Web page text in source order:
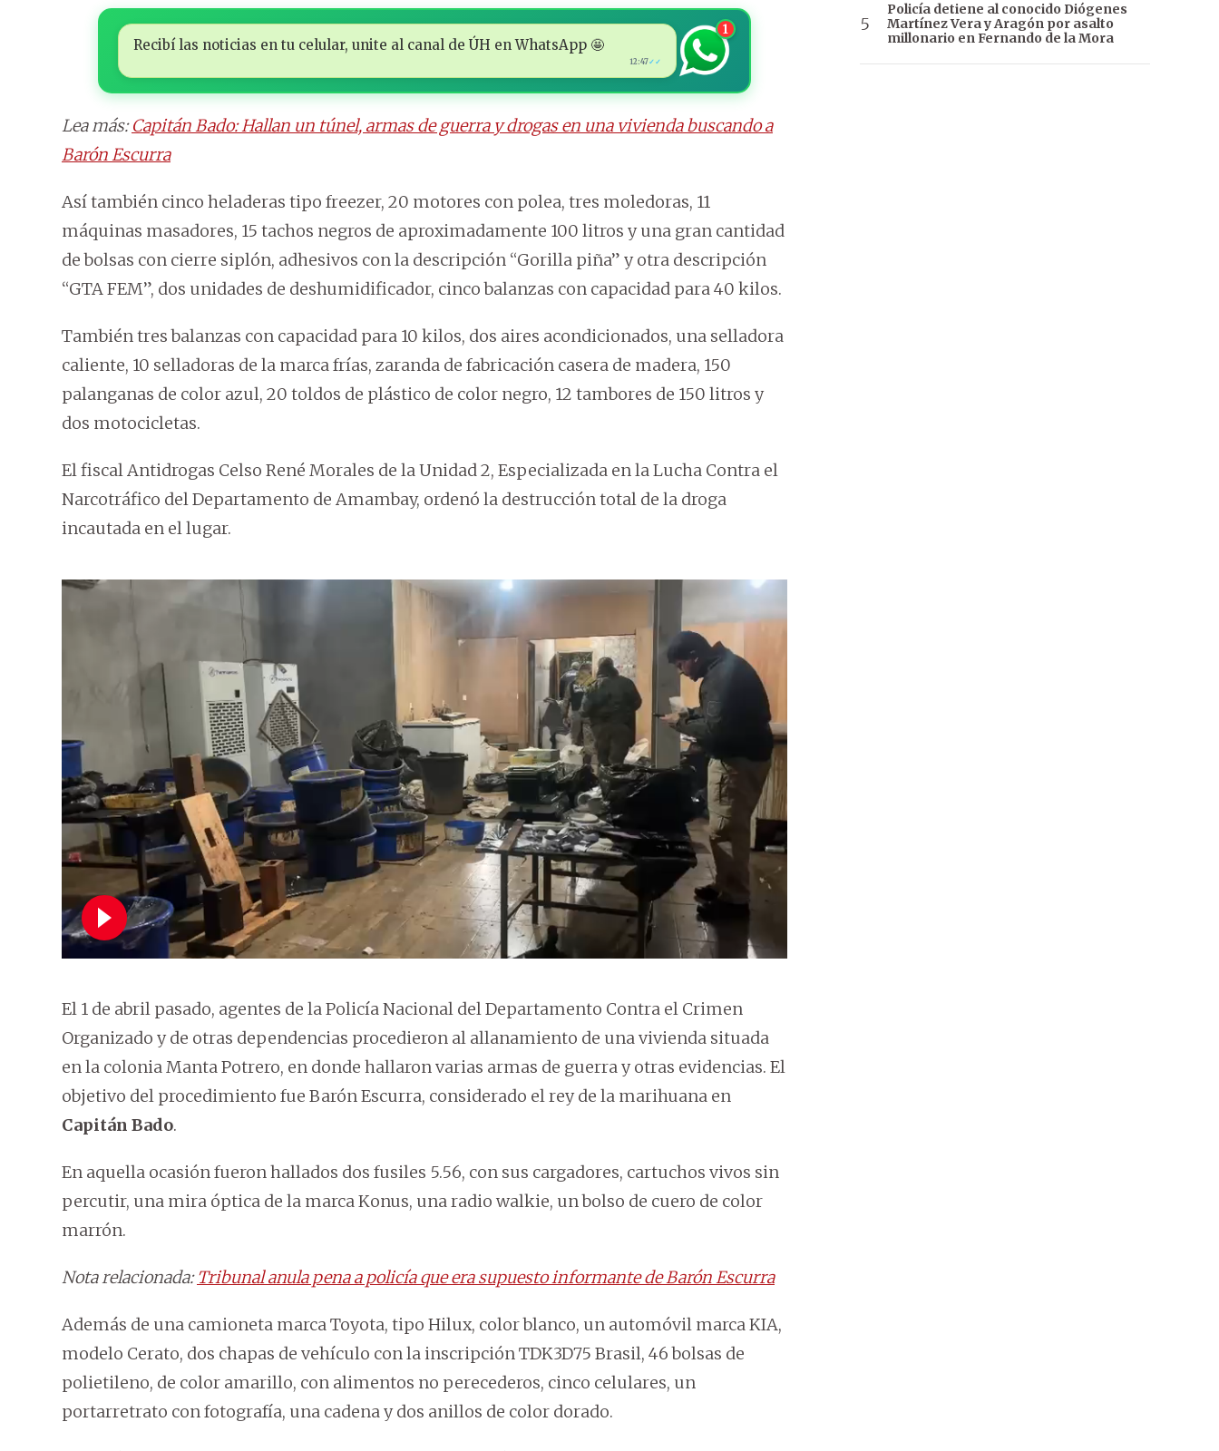
Recibí las noticias en tu celular, unite al canal de ÚH en WhatsApp 🤩
12:47✓✓
1
Lea más:Capitán Bado: Hallan un túnel, armas de guerra y drogas en una vivienda buscando a
Barón Escurra
Así también cinco heladeras tipo freezer, 20 motores con polea, tres moledoras, 11
máquinas masadores, 15 tachos negros de aproximadamente 100 litros y una gran cantidad
de bolsas con cierre siplón, adhesivos con la descripción “Gorilla piña” y otra descripción
“GTA FEM”, dos unidades de deshumidificador, cinco balanzas con capacidad para 40 kilos.
También tres balanzas con capacidad para 10 kilos, dos aires acondicionados, una selladora
caliente, 10 selladoras de la marca frías, zaranda de fabricación casera de madera, 150
palanganas de color azul, 20 toldos de plástico de color negro, 12 tambores de 150 litros y
dos motocicletas.
El fiscal Antidrogas Celso René Morales de la Unidad 2, Especializada en la Lucha Contra el
Narcotráfico del Departamento de Amambay, ordenó la destrucción total de la droga
incautada en el lugar.
El 1 de abril pasado, agentes de la Policía Nacional del Departamento Contra el Crimen
Organizado y de otras dependencias procedieron al allanamiento de una vivienda situada
en la colonia Manta Potrero, en donde hallaron varias armas de guerra y otras evidencias. El
objetivo del procedimiento fue Barón Escurra, considerado el rey de la marihuana en
Capitán Bado.
En aquella ocasión fueron hallados dos fusiles 5.56, con sus cargadores, cartuchos vivos sin
percutir, una mira óptica de la marca Konus, una radio walkie, un bolso de cuero de color
marrón.
Nota relacionada:Tribunal anula pena a policía que era supuesto informante de Barón Escurra
Además de una camioneta marca Toyota, tipo Hilux, color blanco, un automóvil marca KIA,
modelo Cerato, dos chapas de vehículo con la inscripción TDK3D75 Brasil, 46 bolsas de
polietileno, de color amarillo, con alimentos no perecederos, cinco celulares, un
portarretrato con fotografía, una cadena y dos anillos de color dorado.
Policía detiene al conocido Diógenes
Martínez Vera y Aragón por asalto
millonario en Fernando de la Mora